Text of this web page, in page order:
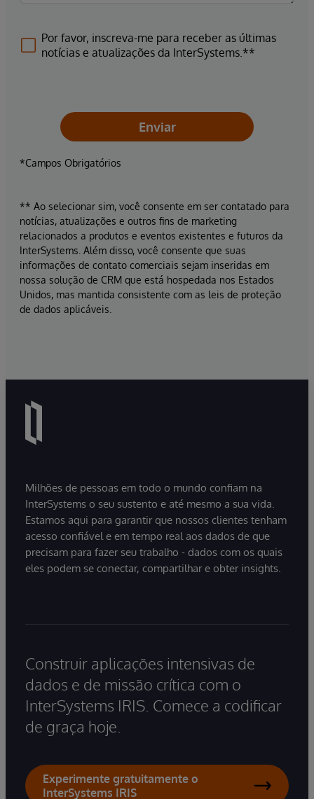
Por favor, inscreva-me para receber as últimas
notícias e atualizações da InterSystems.**
Enviar
*Campos Obrigatórios
** Ao selecionar sim, você consente em ser contatado para
notícias, atualizações e outros fins de marketing
relacionados a produtos e eventos existentes e futuros da
InterSystems. Além disso, você consente que suas
informações de contato comerciais sejam inseridas em
nossa solução de CRM que está hospedada nos Estados
Unidos, mas mantida consistente com as leis de proteção
de dados aplicáveis.
Milhões de pessoas em todo o mundo confiam na
InterSystems o seu sustento e até mesmo a sua vida.
Estamos aqui para garantir que nossos clientes tenham
acesso confiável e em tempo real aos dados de que
precisam para fazer seu trabalho - dados com os quais
eles podem se conectar, compartilhar e obter insights.
Construir aplicações intensivas de
dados e de missão crítica com o
InterSystems IRIS. Comece a codificar
de graça hoje.
Experimente gratuitamente o
InterSystems IRIS